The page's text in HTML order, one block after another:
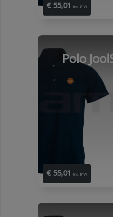
€ 55,01 Incl. BTW
Polo
€ 55,01 Incl. BTW